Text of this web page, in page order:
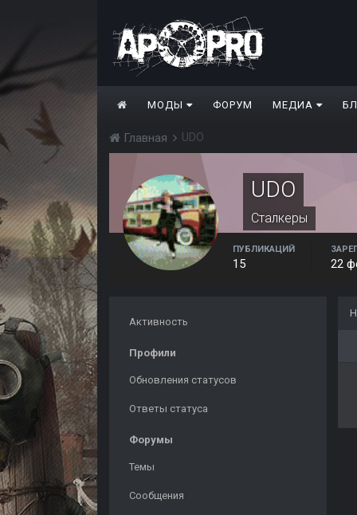
МОДЫ ФОРУМ МЕДИА
Главная UDO
UDO
Сталкеры
ПУБЛИКАЦИЙ
15 22
Активность
Профили
Обновления статусов
Ответы статуса
Форумы
Темы
Сообщения